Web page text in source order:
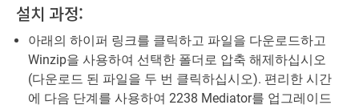
설치 과정:
아래의 하이퍼 링크를 클릭하고 파일을 다운로드하고
Winzip을 사용하여 선택한 폴더로 압축 해제하십시오
(다운로드 된 파일을 두 번 클릭하십시오). 편리한 시간
에 다음 단계를 사용하여 2238 Mediator를 업그레이드